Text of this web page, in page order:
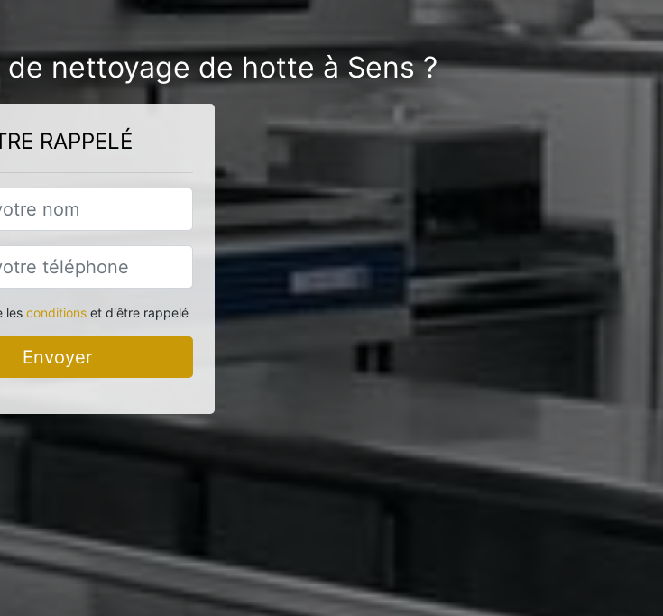
de nettoyage de hotte à Sens ?
RAPPELÉ
les conditionset d'être rappelé
Envoyer